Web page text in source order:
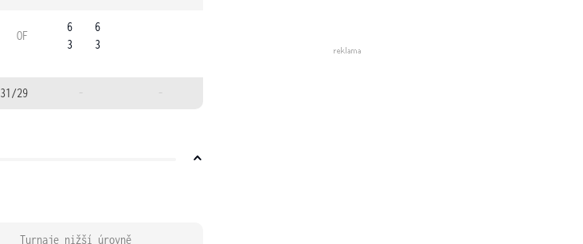
OF
6
3
6
3
31/29 - -
Turnaje nižší úrovně